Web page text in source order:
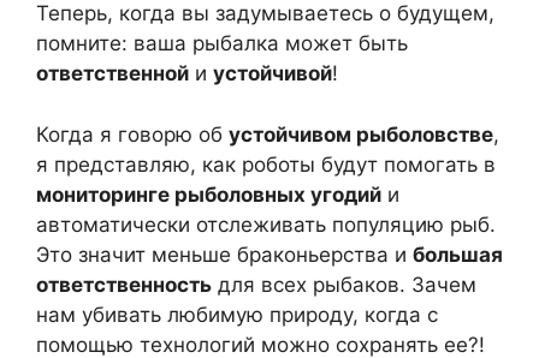
Теперь, когда вы задумываетесь о будущем,
помните: ваша рыбалка может быть
ответственной и устойчивой!
Когда я говорю об устойчивом рыболовстве,
я представляю, как роботы будут помогать в
мониторинге рыболовных угодий и
автоматически отслеживать популяцию рыб.
Это значит меньше браконьерства и большая
ответственность для всех рыбаков. Зачем
нам убивать любимую природу, когда с
помощью технологий можно сохранять ее?!